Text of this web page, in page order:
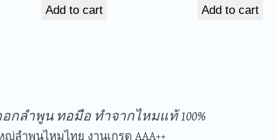
a
n
Add to cart Add to cart
กลำพูน ทอมือ ทำจากไหมแท้ 100%
ญ่ลำพูนไหมไทย งานเกรด AAA++